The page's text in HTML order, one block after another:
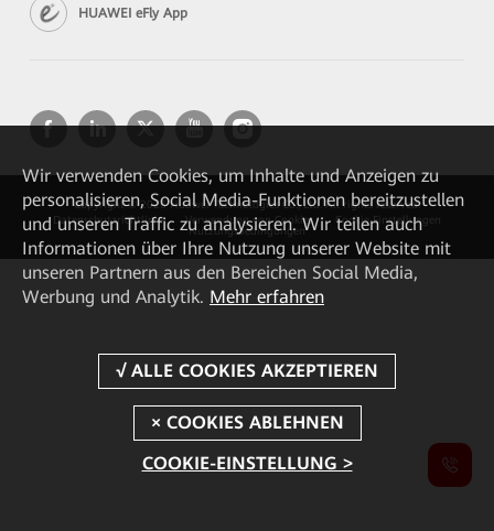
HUAWEI eFly App
Copyright © 2026 Huawei Technologies Co., Ltd. All rights reserved.
Datenschutzrichtlinie
Verwendung von Cookies
Cookie Einstellungen
Nutzungsbedingungen
Wir verwenden Cookies, um Inhalte und Anzeigen zu
personalisieren, Social Media-Funktionen bereitzustellen
und unseren Traffic zu analysieren. Wir teilen auch
Informationen über Ihre Nutzung unserer Website mit
unseren Partnern aus den Bereichen Social Media,
Werbung und Analytik. Mehr erfahren
COOKIE-EINSTELLUNG >